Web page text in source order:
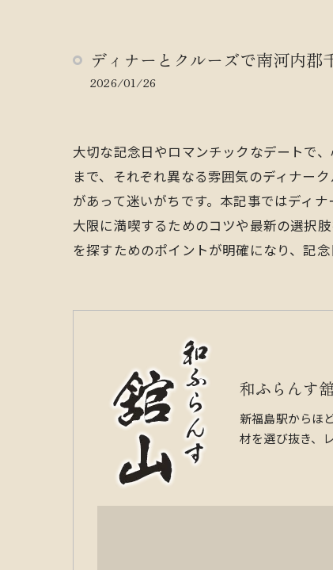
ディナーとクルーズで南河内
2026/01/26
大切な記念日やロマンチックなデートで
まで、それぞれ異なる雰囲気のディナー
があって迷いがちです。本記事ではディ
大限に満喫するためのコツや最新の選択
を探すためのポイントが明確になり、記
和ふらんす
新福島駅からほ
材を選び抜き、